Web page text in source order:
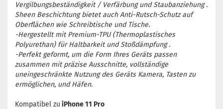
Vergilbungsbeständigkeit / Verfärbung und Staubanziehung .
Sheen Beschichtung bietet auch Anti-Rutsch-Schutz auf
Oberflächen wie Schreibtische und Tische.
-Hergestellt mit Premium-TPU (Thermoplastisches
Polyurethan) für Haltbarkeit und Stoßdämpfung .
-Perfekt geformt, um die Form Ihres Geräts passen
zusammen mit präzise Ausschnitte, vollständige
uneingeschränkte Nutzung des Geräts Kamera, Tasten zu
ermöglichen, und Häfen.
Kompatibel zu iPhone 11 Pro